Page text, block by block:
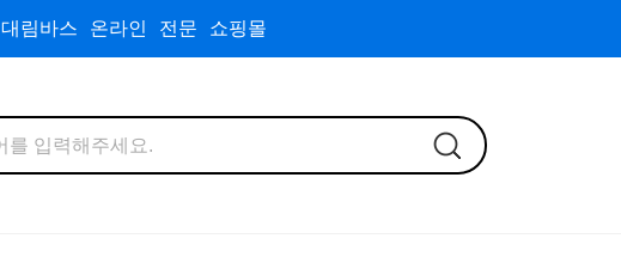
대림바스 온라인 전문 쇼핑몰